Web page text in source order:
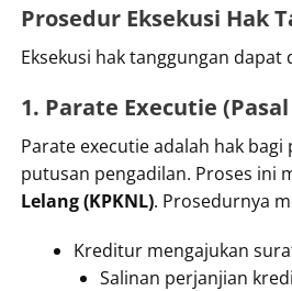
Prosedur Eksekusi Hak
Eksekusi hak tanggungan
1. Parate Executie (Pasal
Parate executie adalah hak
putusan pengadilan. Proses ini
Lelang (KPKNL). Prosedurnya
Kreditur mengajukan
Salinan perjanjian